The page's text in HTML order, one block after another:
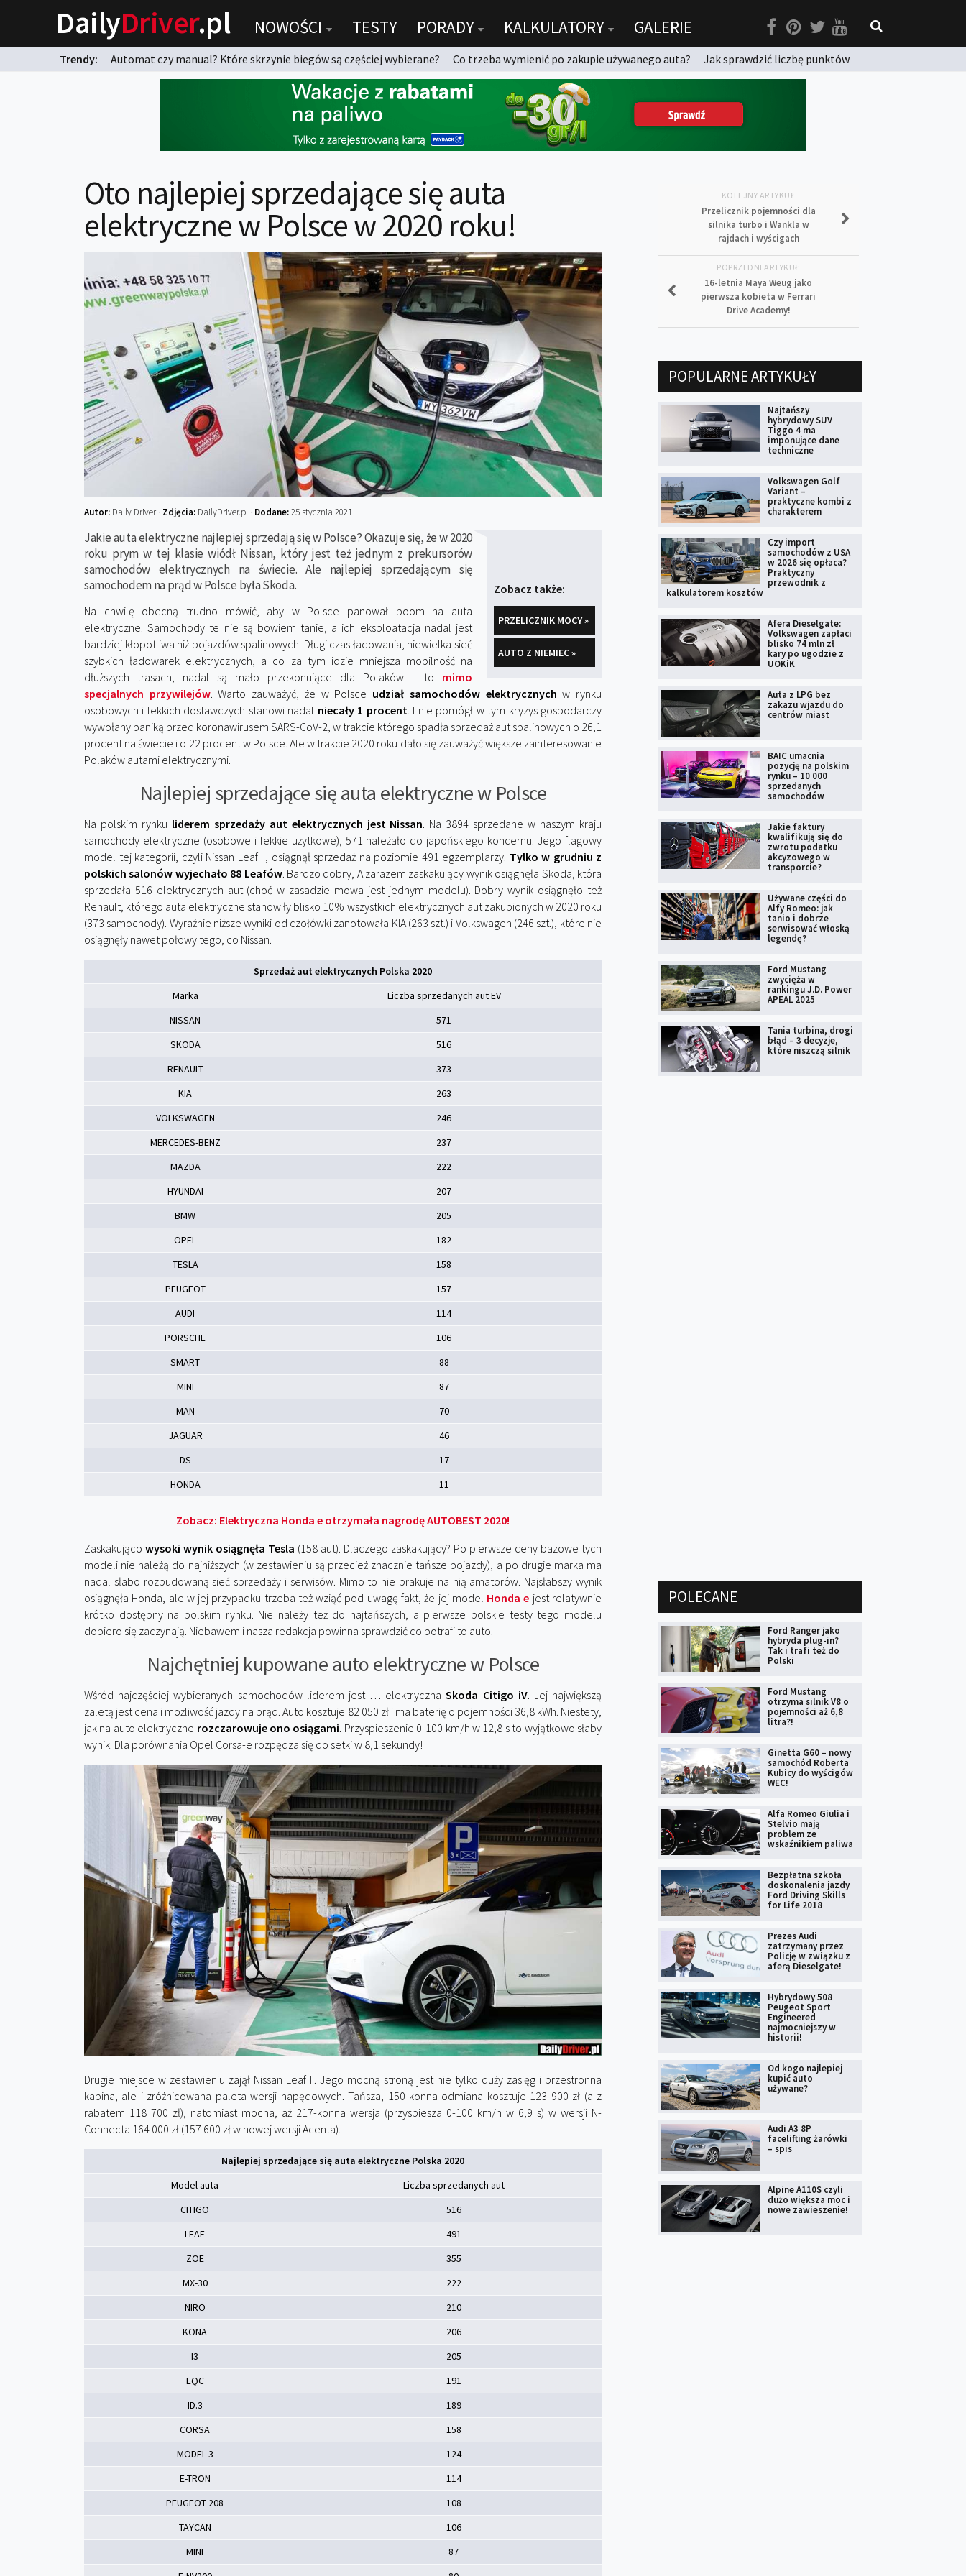
DailyDriver.pl NOWOŚCI TESTY PORADY KALKULATORY GALERIE
Trendy: Automat czy manual? Które skrzynie biegów są częściej wybierane? Co trzeba wymienić po zakupie używanego auta?
Jak sprawdzić liczbę punktów
Oto najlepiej sprzedające się auta
elektryczne w Polsce w 2020 roku!
Autor: Daily Driver · Zdjęcia: DailyDriver.pl · Dodane:25 stycznia 2021
Zobacz także:
PRZELICZNIK MOCY »
AUTO Z NIEMIEC »
Jakie auta elektryczne najlepiej sprzedają się w Polsce? Okazuje się, że w 2020
roku prym w tej klasie wiódł Nissan, który jest też jednym z prekursorów
samochodów elektrycznych na świecie. Ale najlepiej sprzedającym się
samochodem na prąd w Polsce była Skoda.
Na chwilę obecną trudno mówić, aby w Polsce panował boom na auta
elektryczne. Samochody te nie są bowiem tanie, a ich eksploatacja nadal jest
bardziej kłopotliwa niż pojazdów spalinowych. Długi czas ładowania, niewielka sieć
szybkich ładowarek elektrycznych, a co za tym idzie mniejsza mobilność na
dłuższych trasach, nadal są mało przekonujące dla Polaków. I to mimo
specjalnych przywilejów. Warto zauważyć, że w Polsce udział samochodów elektrycznych w rynku
osobowych i lekkich dostawczych stanowi nadal niecały 1 procent. I nie pomógł w tym kryzys gospodarczy
wywołany paniką przed koronawirusem SARS-CoV-2, w trakcie którego spadła sprzedaż aut spalinowych o 26,1
procent na świecie i o 22 procent w Polsce. Ale w trakcie 2020 roku dało się zauważyć większe zainteresowanie
Polaków autami elektrycznymi.
Najlepiej sprzedające się auta elektryczne w Polsce
Na polskim rynku liderem sprzedaży aut elektrycznych jest Nissan. Na 3894 sprzedane w naszym kraju
samochody elektryczne (osobowe i lekkie użytkowe), 571 należało do japońskiego koncernu. Jego flagowy
model tej kategorii, czyli Nissan Leaf II, osiągnął sprzedaż na poziomie 491 egzemplarzy. Tylko w grudniu z
polskich salonów wyjechało 88 Leafów. Bardzo dobry, A zarazem zaskakujący wynik osiągnęła Skoda, która
sprzedała 516 elektrycznych aut (choć w zasadzie mowa jest jednym modelu). Dobry wynik osiągnęło też
Renault, którego auta elektryczne stanowiły blisko 10% wszystkich elektrycznych aut zakupionych w 2020 roku
(373 samochody). Wyraźnie niższe wyniki od czołówki zanotowała KIA (263 szt.) i Volkswagen (246 szt.), które nie
osiągnęły nawet połowy tego, co Nissan.
Sprzedaż aut elektrycznych Polska 2020
Marka
Liczba sprzedanych aut EV
NISSAN
571
SKODA
516
RENAULT
373
KIA
263
VOLKSWAGEN
246
MERCEDES-BENZ
237
MAZDA
222
HYUNDAI
207
BMW
205
OPEL
182
TESLA
158
PEUGEOT
157
AUDI
114
PORSCHE
106
SMART
88
MINI
87
MAN
70
JAGUAR
46
DS
17
HONDA
11
Zobacz: Elektryczna Honda e otrzymała nagrodę AUTOBEST 2020!
Zaskakująco wysoki wynik osiągnęła Tesla (158 aut). Dlaczego zaskakujący? Po pierwsze ceny bazowe tych
modeli nie należą do najniższych (w zestawieniu są przecież znacznie tańsze pojazdy), a po drugie marka ma
nadal słabo rozbudowaną sieć sprzedaży i serwisów. Mimo to nie brakuje na nią amatorów. Najsłabszy wynik
osiągnęła Honda, ale w jej przypadku trzeba też wziąć pod uwagę fakt, że jej model Honda e jest relatywnie
krótko dostępny na polskim rynku. Nie należy też do najtańszych, a pierwsze polskie testy tego modelu
dopiero się zaczynają. Niebawem i nasza redakcja powinna sprawdzić co potrafi to auto.
Najchętniej kupowane auto elektryczne w Polsce
Wśród najczęściej wybieranych samochodów liderem jest … elektrycznaSkoda Citigo iV. Jej największą
zaletą jest cena i możliwość jazdy na prąd. Auto kosztuje 82 050 zł i ma baterię o pojemności 36,8 kWh. Niestety,
jak na auto elektryczne rozczarowuje ono osiągami. Przyspieszenie 0-100 km/h w 12,8 s to wyjątkowo słaby
wynik. Dla porównania Opel Corsa-e rozpędza się do setki w 8,1 sekundy!
Drugie miejsce w zestawieniu zajął Nissan Leaf II. Jego mocną stroną jest nie tylko duży zasięg i przestronna
kabina, ale i zróżnicowana paleta wersji napędowych. Tańsza, 150-konna odmiana kosztuje 123 900 zł (a z
rabatem 118 700 zł), natomiast mocna, aż 217-konna wersja (przyspiesza 0-100 km/h w 6,9 s) w wersji N-
Connecta 164 000 zł (157 600 zł w nowej wersji Acenta).
Najlepiej sprzedające się auta elektryczne Polska 2020
Model auta
Liczba sprzedanych aut
CITIGO
516
LEAF
491
ZOE
355
MX-30
222
NIRO
210
KONA
206
I3
205
EQC
191
ID.3
189
CORSA
158
MODEL 3
124
E-TRON
114
PEUGEOT 208
108
TAYCAN
106
MINI
87
KOLEJNY ARTYKUŁ
Przelicznik pojemności dla
silnika turbo i Wankla w
rajdach i wyścigach
POPRZEDNI ARTYKUŁ
16-letnia Maya Weug jako
pierwsza kobieta w Ferrari
Drive Academy!
POPULARNE ARTYKUŁY
Najtańszy
hybrydowy SUV
Tiggo 4 ma
imponujące dane
techniczne
Volkswagen Golf
Variant –
praktyczne kombi z
charakterem
Czy import
samochodów z USA
w 2026 się opłaca?
Praktyczny
przewodnik z
kalkulatorem kosztów
Afera Dieselgate:
Volkswagen zapłaci
blisko 74 mln zł
kary po ugodzie z
UOKiK
Auta z LPG bez
zakazu wjazdu do
centrów miast
BAIC umacnia
pozycję na polskim
rynku – 10 000
sprzedanych
samochodów
Jakie faktury
kwalifikują się do
zwrotu podatku
akcyzowego w
transporcie?
Używane części do
Alfy Romeo: jak
tanio i dobrze
serwisować włoską
legendę?
Ford Mustang
zwycięża w
rankingu J.D. Power
APEAL 2025
Tania turbina, drogi
błąd – 3 decyzje,
które niszczą silnik
POLECANE
Ford Ranger jako
hybryda plug-in?
Tak i trafi też do
Polski
Ford Mustang
otrzyma silnik V8 o
pojemności aż 6,8
litra?!
Ginetta G60 – nowy
samochód Roberta
Kubicy do wyścigów
WEC!
Alfa Romeo Giulia i
Stelvio mają
problem ze
wskaźnikiem paliwa
Bezpłatna szkoła
doskonalenia jazdy
Ford Driving Skills
for Life 2018
Prezes Audi
zatrzymany przez
Policję w związku z
aferą Dieselgate!
Hybrydowy 508
Peugeot Sport
Engineered
najmocniejszy w
historii!
Od kogo najlepiej
kupić auto
używane?
Audi A3 8P
facelifting żarówki
– spis
Alpine A110S czyli
dużo większa moc i
nowe zawieszenie!